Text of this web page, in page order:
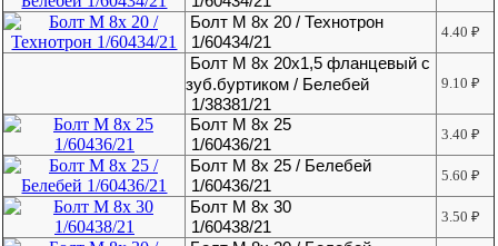
Болт М 8х 20 / Технотрон
1/60434/21
4.40₽
Болт М 8х 20х1,5 фланцевый с
зуб.буртиком / Белебей
1/38381/21
9.10₽
Болт М 8х 25
1/60436/21
3.40₽
Болт М 8х 25 / Белебей
1/60436/21
5.60₽
Болт М 8х 30
1/60438/21
3.50₽